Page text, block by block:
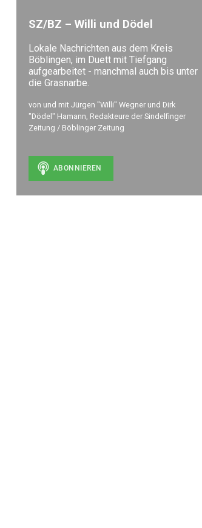
SZ/BZ – Willi und Dödel
Lokale Nachrichten aus dem Kreis
Böblingen, im Duett mit Tiefgang
aufgearbeitet - manchmal auch bis unter
die Grasnarbe.
von und mit Jürgen "Willi" Wegner und Dirk
"Dödel" Hamann, Redakteure der Sindelfinger
Zeitung / Böblinger Zeitung